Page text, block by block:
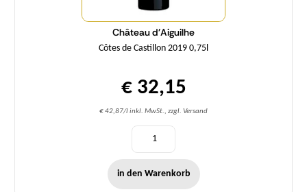
Château d'Aiguilhe
Côtes de Castillon 2019 0,75l
€ 32,15
€ 42,87/l inkl. MwSt., zzgl. Versand
in den Warenkorb